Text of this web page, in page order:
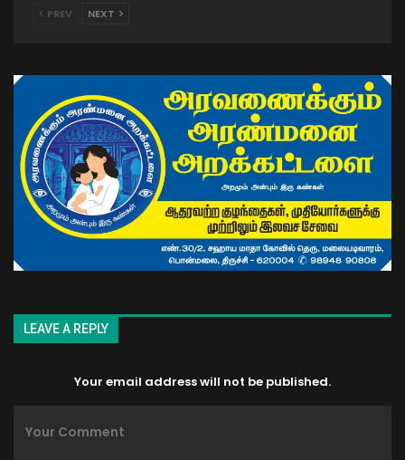
PREV NEXT
LEAVE A REPLY
Your email address will not be published.